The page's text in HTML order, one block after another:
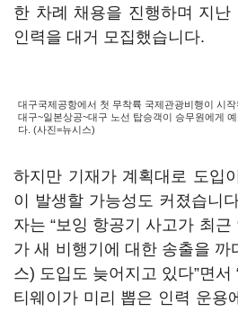
한 차례 채용을 진행하며 지난
인력을 대거 모집했습니다.
대구국제공항에서 첫 무착륙 국제관광비행이 시
대구~일본상공~대구 노선 탑승객이 승무원에게
다. (사진=뉴시스)
하지만 기재가 계획대로 도입
이 발생할 가능성도 커졌습니
자는 “보잉 항공기 사고가 최
가 새 비행기에 대한 송출을 까
스) 도입도 늦어지고 있다”면
티웨이가 미리 뽑은 인력 운용